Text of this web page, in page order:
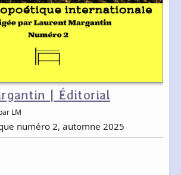
| Éditorial
LM
numéro 2, automne 2025